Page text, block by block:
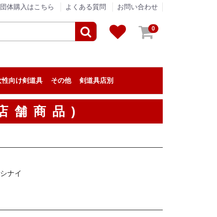
団体購入はこちら よくある質問 お問い合わせ
0
性向け剣道具 その他
剣道具のメンテナンス
アパレル
贈答品
垂ネーム（垂名札）
剣道の小物
剣道具店別
舗商品)
ナイ